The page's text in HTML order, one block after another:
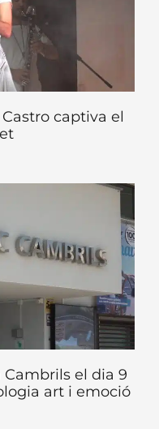
captiva el
el dia 9
art i emoció